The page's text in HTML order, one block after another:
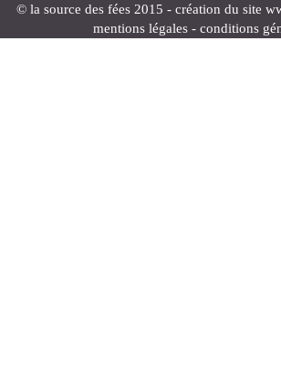
© la source des fées 2015 - création du site
mentions légales- conditions